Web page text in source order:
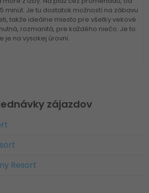
minút. Je tu dostatok možností na zábavu
takže ideálne miesto pre všetky vekové
rozmanitá, pre každého niečo. Je to
je na vysokej úrovni.
zájazdov
Resort